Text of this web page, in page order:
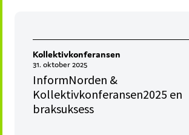
Kollektivkonferansen
31. oktober 2025
InformNorden &
Kollektivkonferansen2025 en
braksuksess